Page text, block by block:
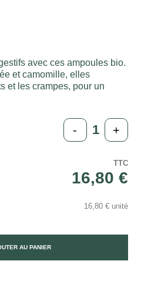
avec ces ampoules bio.
et camomille, elles
et les crampes, pour un
- +
TTC
16,80 €
16,80 € unité
AU PANIER